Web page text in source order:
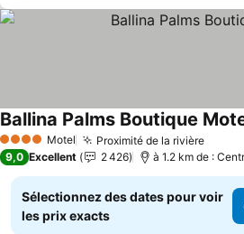
4 Étoiles Motel Proximité de la rivière
Ballina Palms Boutique
9,0 Excellent 2 426 à 1.2 km de :
Sélectionnez des dates pour voir
les prix exacts